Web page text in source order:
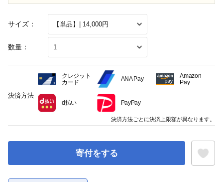
サイズ：
数量：
寄付をする
決済方法
クレジット
カード
ANA Pay
Amazon
Pay
d払い PayPay
決済方法ごとに決済上限額が異なります。